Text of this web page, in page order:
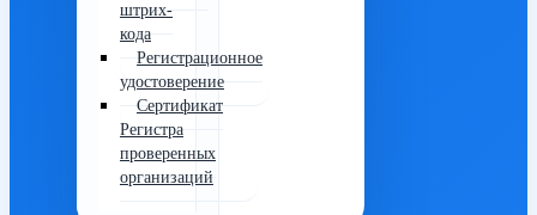
штрих-
кода
Регистрационное
удостоверение
Сертификат
Регистра
проверенных
организаций